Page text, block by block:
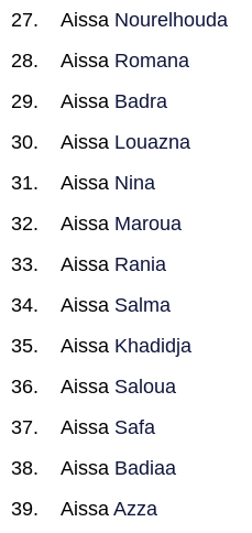
Aissa Nourelhouda
Aissa Romana
Aissa Badra
Aissa Louazna
Aissa Nina
Aissa Maroua
Aissa Rania
Aissa Salma
Aissa Khadidja
Aissa Saloua
Aissa Safa
Aissa Badiaa
Aissa Azza